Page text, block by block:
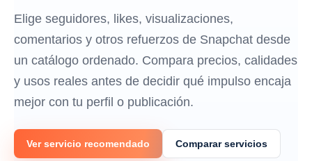
Elige seguidores, likes, visualizaciones,
comentarios y otros refuerzos de Snapchat desde
un catálogo ordenado. Compara precios, calidades
y usos reales antes de decidir qué impulso encaja
mejor con tu perfil o publicación.
Ver servicio recomendado Comparar servicios